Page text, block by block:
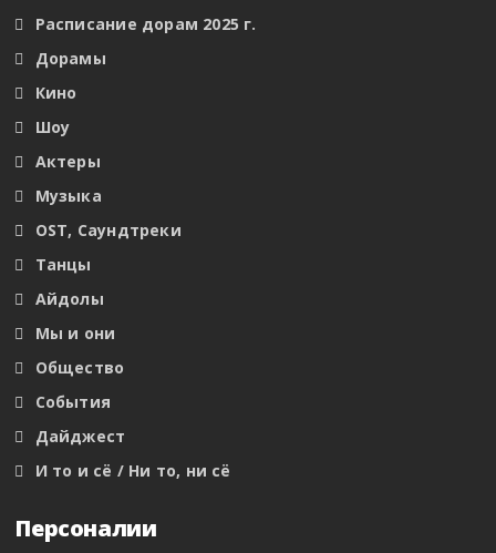
Расписание дорам 2025 г.
Дорамы
Кино
Шоу
Актеры
Музыка
OST, Саундтреки
Танцы
Айдолы
Мы и они
Общество
События
Дайджест
И то и сё / Ни то, ни сё
Персоналии